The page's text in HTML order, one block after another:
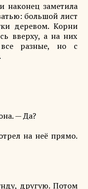
наконец заметила
большой лист
деревом. Корни
вверху, а на них
разные, но с
— Да?
на неё прямо.
другую. Потом